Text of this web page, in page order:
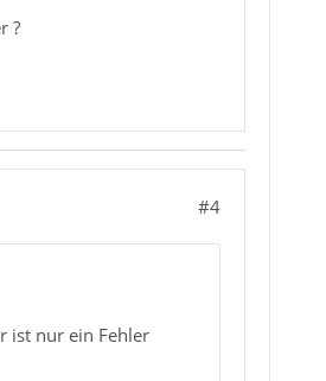
?
#4
ist nur ein Fehler